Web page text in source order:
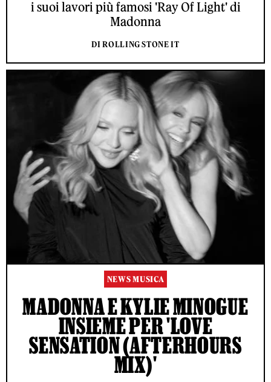
i suoi lavori più famosi 'Ray Of Light' di
Madonna
DI ROLLING STONE IT
NEWS MUSICA
MADONNA E KYLIE MINOGUE
INSIEME PER 'LOVE
SENSATION (AFTERHOURS
MIX)'